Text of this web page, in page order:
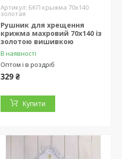
БКП крыжма 70х140
золотая
Рушник для хрещення
крижма махровий 70х140 із
золотою вишивкою
В наявності
Оптом і в роздріб
329 ₴
Купити